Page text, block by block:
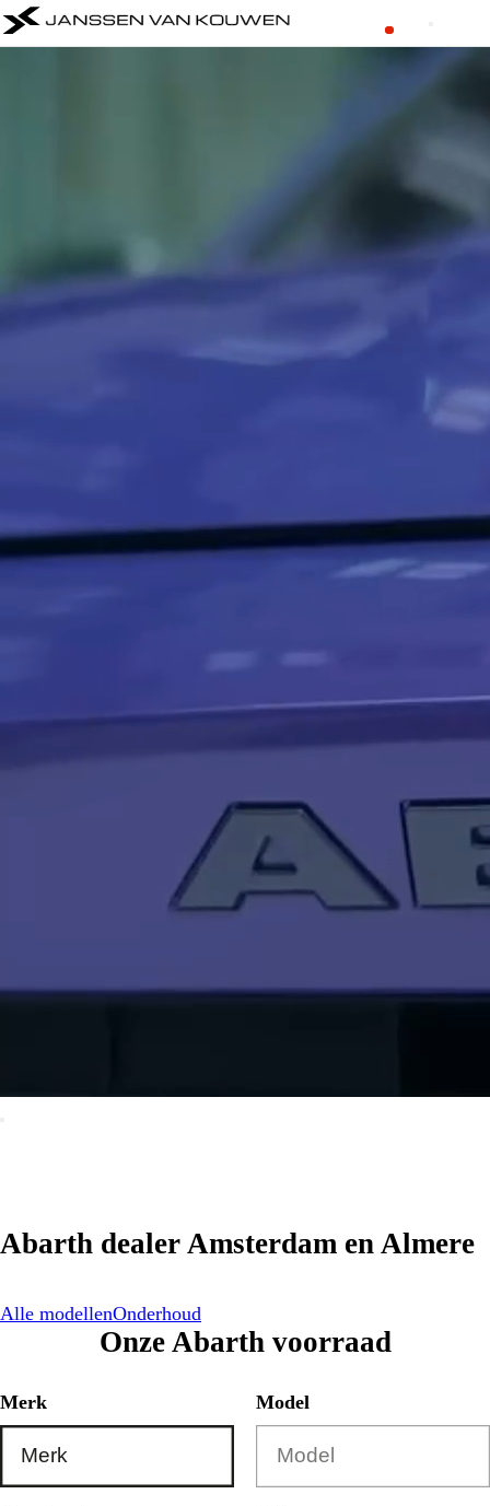
Abarth dealer Amsterdam en Almere
Alle modellenOnderhoud
Onze Abarth voorraad
Merk Model